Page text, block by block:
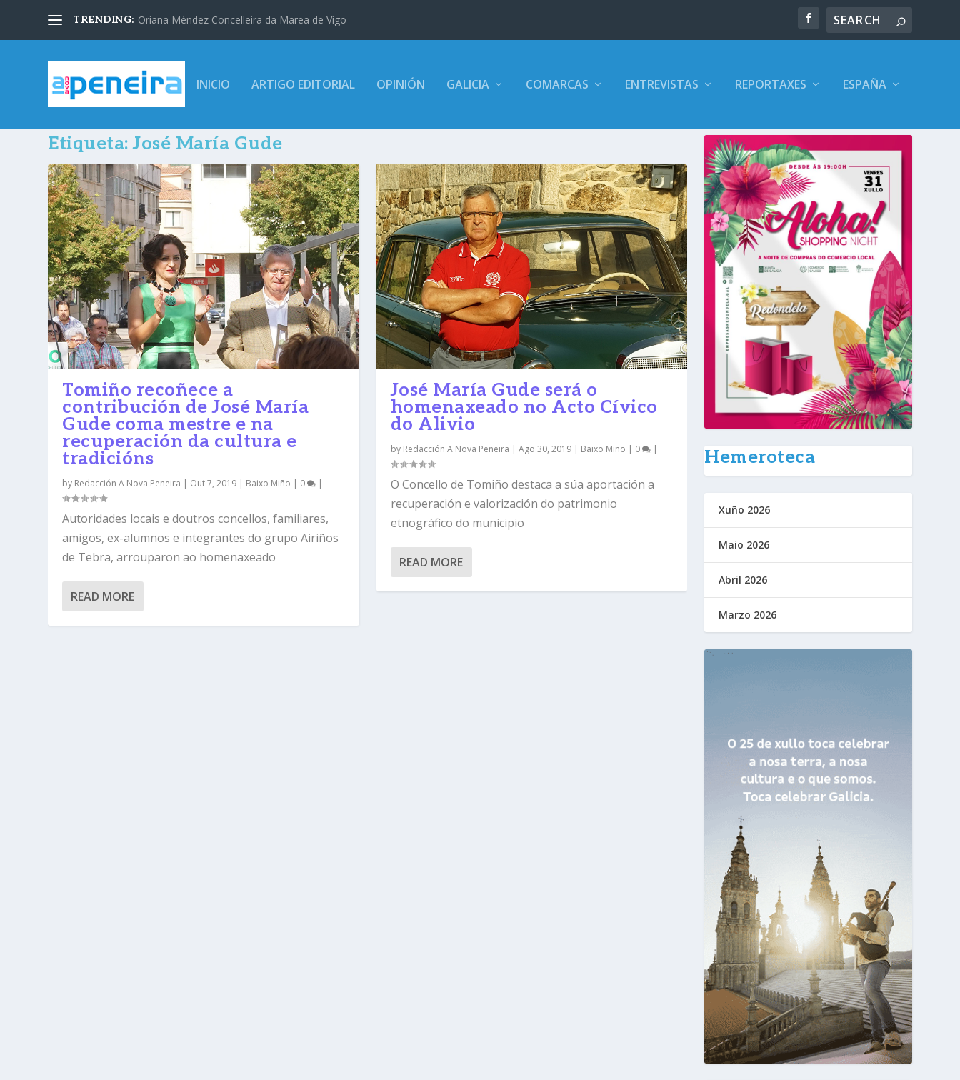
TRENDING: Oriana Méndez Concelleira da Marea de Vigo
INICIO ARTIGO EDITORIAL OPINIÓN GALICIA COMARCAS ENTREVISTAS REPORTAXES ESPAÑA
Etiqueta:José María Gude
Tomiño recoñece a
contribución de José María
Gude coma mestre e na
recuperación da cultura e
tradicións
by Redacción A Nova Peneira | Out 7, 2019 | Baixo Miño | 0 |
Autoridades locais e doutros concellos, familiares,
amigos, ex-alumnos e integrantes do grupo Airiños
de Tebra, arrouparon ao homenaxeado
READ MORE
José María Gude será o
homenaxeado no Acto Cívico
do Alivio
by Redacción A Nova Peneira | Ago 30, 2019| Baixo Miño | 0 |
O Concello de Tomiño destaca a súa aportación a
recuperación e valorización do patrimonio
etnográfico do municipio
READ MORE
Hemeroteca
Xuño 2026
Maio 2026
Abril 2026
Marzo 2026